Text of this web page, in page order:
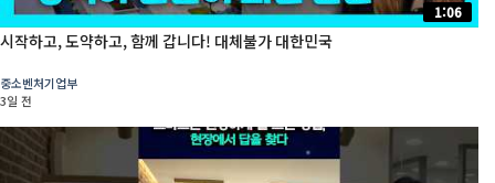
1:06
시작하고, 도약하고, 함께 갑니다! 대체불가 대한민국
중소벤처기업부
3일 전